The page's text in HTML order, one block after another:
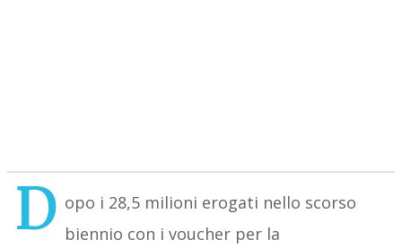
D opo i 28,5 milioni erogati nello scorso
biennio con i voucher per la